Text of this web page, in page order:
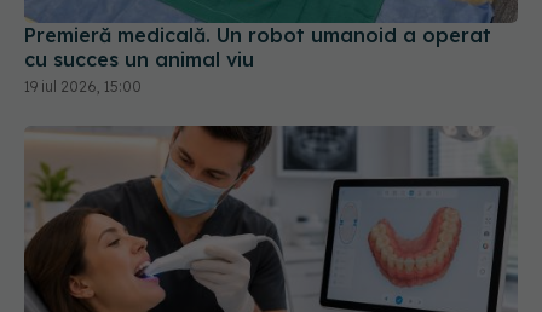
Premieră medicală. Un robot umanoid a operat
cu succes un animal viu
19 iul 2026, 15:00